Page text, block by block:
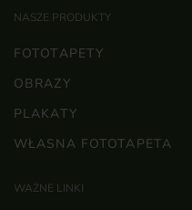
NASZE PRODUKTY
FOTOTAPETY
OBRAZY
PLAKATY
WŁASNA FOTOTAPETA
WAŻNE LINKI